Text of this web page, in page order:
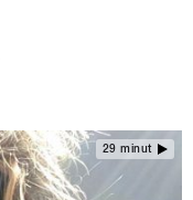
29 minut